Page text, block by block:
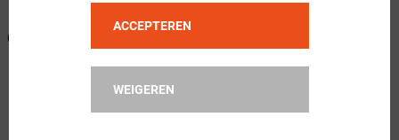
ACCEPTEREN
WEIGEREN
← Terug naar productnavigatie
ONZE AANBEVOLEN COMBINATIE